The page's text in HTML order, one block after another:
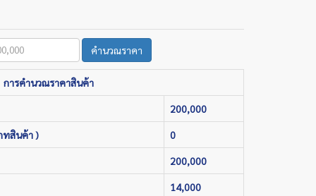
คำนวณราคา
การคำนวณราคาสินค้า
200,000
ทสินค้า ) 0
200,000
14,000